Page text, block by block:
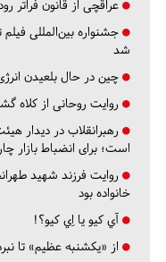
عراقچی از قانون فراتر
جشنواره بین‌المللی
شد
چین در حال بلعیدن
روایت روحانی از کلاه
رهبرانقلاب در دیدار
است؛ برای انضباط بازار
روایت فرزند شهید
خانواده بود
آي كيو يا اِي كيو؟!
از «یکشنبه عظیم» تا